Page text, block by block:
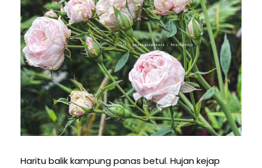
Haritu balik kampung panas betul. Hujan kejap